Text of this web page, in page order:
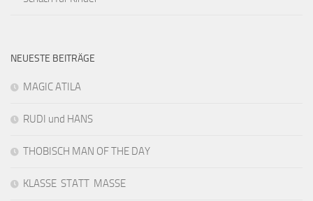
NEUESTE BEITRÄGE
MAGIC ATILA
RUDI und HANS
THOBISCH MAN OF THE DAY
KLASSE STATT MASSE